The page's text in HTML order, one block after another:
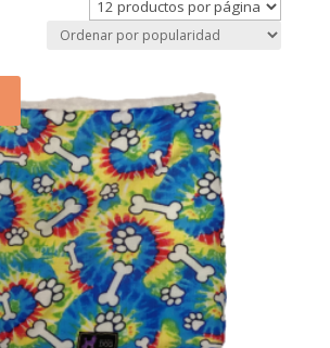
popularidad